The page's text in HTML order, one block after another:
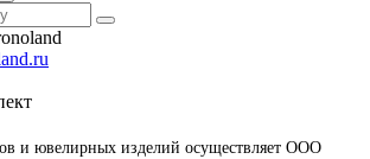
и ювелирных изделий осуществляет ООО